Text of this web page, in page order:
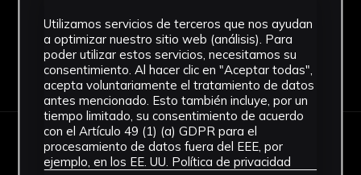
Descargar Ficha
IMÁGENES
Utilizamos servicios de terceros que nos ayudan
a optimizar nuestro sitio web (análisis). Para
poder utilizar estos servicios, necesitamos su
consentimiento. Al hacer clic en "Aceptar todas",
acepta voluntariamente el tratamiento de datos
antes mencionado. Esto también incluye, por un
tiempo limitado, su consentimiento de acuerdo
con el Artículo 49 (1) (a) GDPR para el
procesamiento de datos fuera del EEE, por
ejemplo, en los EE. UU. Política de privacidad